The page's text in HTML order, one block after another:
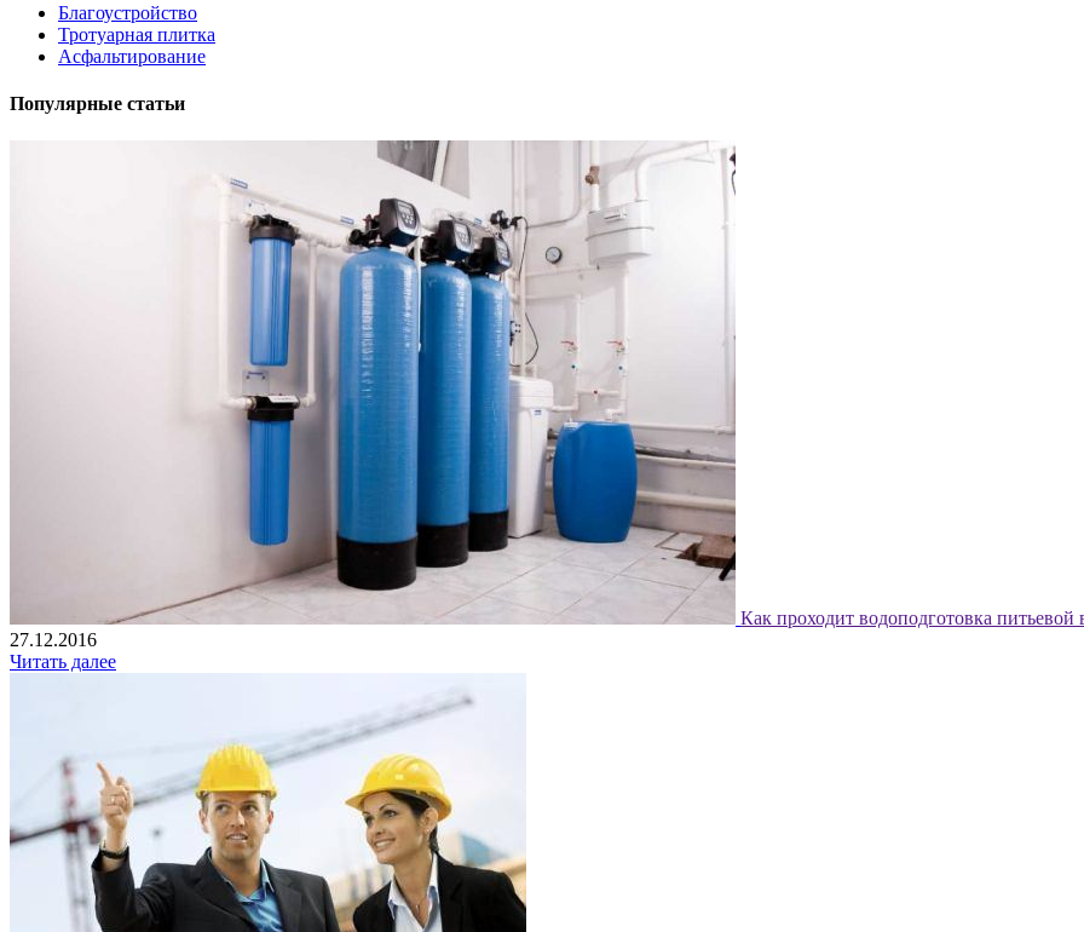
Благоустройство
Тротуарная плитка
Асфальтирование
Популярные статьи
Как проходит водоподготовка питьевой
27.12.2016
Читать далее